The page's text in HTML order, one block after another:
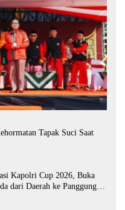
Tapak Suci Saat
Kapolri Cup 2026, Buka
dari Daerah ke Panggung